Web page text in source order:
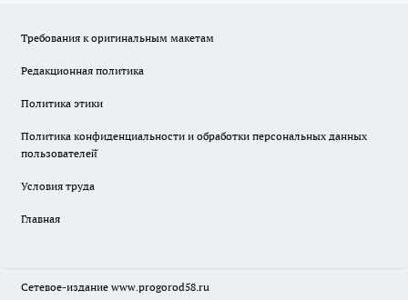
Требования к оригинальным макетам
Редакционная политика
Политика этики
Политика конфиденциальности и обработки персональных данных
пользователей̆
Условия труда
Главная
Сетевое-издание www.progorod58.ru